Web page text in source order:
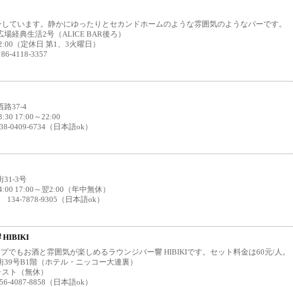
ています。静かにゆったりとセカンドホームのような雰囲気のようなバーです。
場経典生活2号（ALICE BAR後ろ）
（定休日 第1、3火曜日）
4118-3357
路37-4
17:00～22:00
0409-6734（日本語ok）
31-3号
17:00～翌2:00（年中無休）
7878-9305（日本語ok）
HIBIKI
でもお酒と雰囲気が楽しめるラウンジバー響 HIBIKIです。セット料金は60元/人。
39号B1階（ホテル・ニッコー大連裏）
ト（無休）
4087-8858（日本語ok）